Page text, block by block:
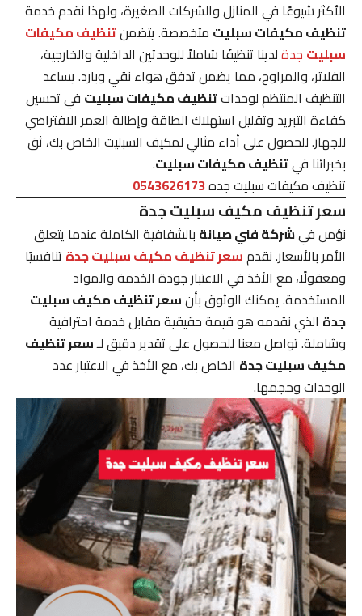
الأكثر شيوعًا في المنازل والشركات الصغيرة، ولهذا نقدم خدمة
تنظيف مكيفات سبليت متخصصة. يتضمنتنظيف مكيفات
سبليت جدةلدينا تنظيفًا شاملاً للوحدتين الداخلية والخارجية،
الفلاتر، والمراوح، مما يضمن تدفق هواء نقي وبارد. يساعد
التنظيف المنتظم لوحداتتنظيف مكيفات سبليت في تحسين
كفاءة التبريد وتقليل استهلاك الطاقة وإطالة العمر الافتراضي
للجهاز. للحصول على أداء مثالي لمكيف السبليت الخاص بك، ثق
بخبرائنا فيتنظيف مكيفات سبليت.
تنظيف مكيفات سبليت جده0543626173
سعر تنظيف مكيف سبليت جدة
نؤمن فيشركة فني صيانة بالشفافية الكاملة عندما يتعلق
الأمر بالأسعار. نقدمسعر تنظيف مكيف سبليت جدة تنافسيًا
ومعقولًا، مع الأخذ في الاعتبار جودة الخدمة والمواد
المستخدمة. يمكنك الوثوق بأنسعر تنظيف مكيف سبليت
جدة الذي نقدمه هو قيمة حقيقية مقابل خدمة احترافية
وشاملة. تواصل معنا للحصول على تقدير دقيق لـسعر تنظيف
مكيف سبليت جدة الخاص بك، مع الأخذ في الاعتبار عدد
الوحدات وحجمها.